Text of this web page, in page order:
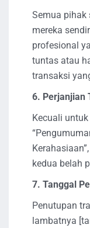
Semua pihak
mereka
profesional
tuntas atau
transaksi
6. Perjanjian
Kecuali
kedua belah
7. Tanggal
Penutupan
lambatnya